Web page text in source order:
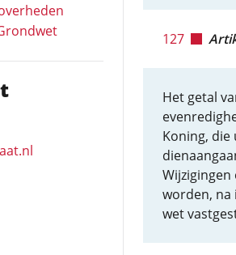
127
Het getal
Koning, die
worden, na
wet